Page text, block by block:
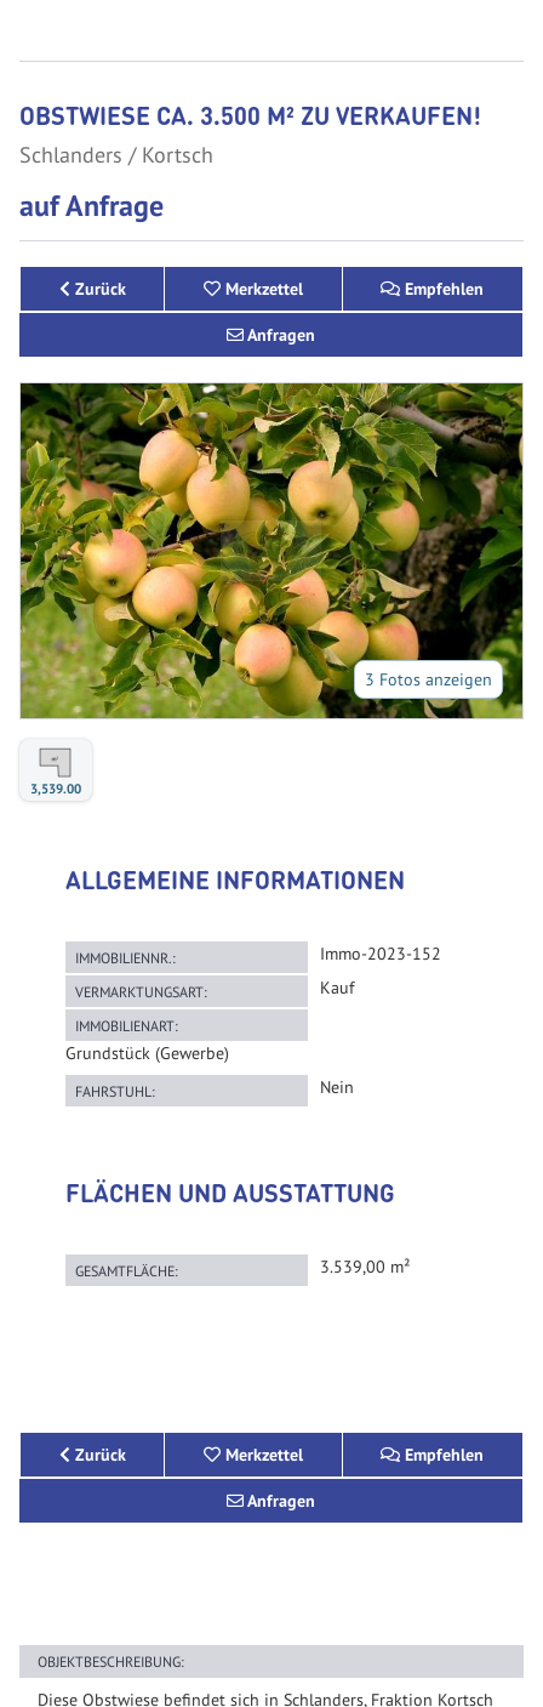
OBSTWIESE CA. 3.500 M² ZU VERKAUFEN!
Schlanders Kortsch
auf Anfrage
Zurück Merkzettel Empfehlen
Anfragen
3 Fotos anzeigen
3,539.00
ALLGEMEINE INFORMATIONEN
IMMOBILIENNR.: Immo-2023-152
VERMARKTUNGSART: Kauf
IMMOBILIENART:
Grundstück (Gewerbe)
FAHRSTUHL: Nein
FLÄCHEN UND AUSSTATTUNG
GESAMTFLÄCHE: 3.539,00 m²
Zurück Merkzettel Empfehlen
Anfragen
OBJEKTBESCHREIBUNG:
Diese Obstwiese befindet sich in Schlanders, Fraktion Kortsch